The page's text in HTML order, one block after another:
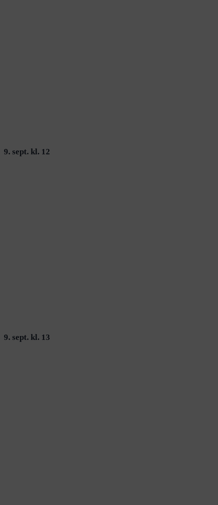
9. sept. kl. 12
9. sept. kl. 13